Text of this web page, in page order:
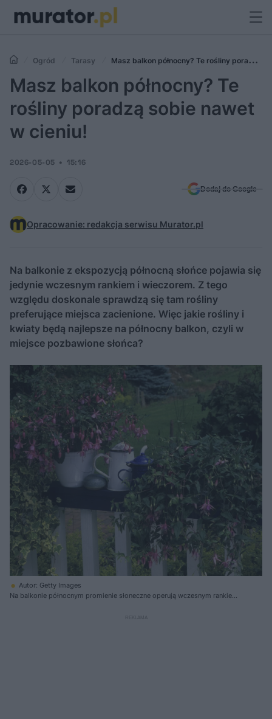
Ogród Tarasy
Masz balkon północny? Te rośliny poradzą
sobie nawet w cieniu!
Masz balkon północny? Te
rośliny poradzą sobie nawet
w cieniu!
2026-05-05 15:16
Dodaj do Google
Opracowanie: redakcja serwisu Murator.pl
Na balkonie z ekspozycją północną słońce pojawia się
jedynie wczesnym rankiem i wieczorem. Z tego
względu doskonale sprawdzą się tam rośliny
preferujące miejsca zacienione. Więc jakie rośliny i
kwiaty będą najlepsze na północny balkon, czyli w
miejsce pozbawione słońca?
Autor: Getty Images
Na balkonie północnym promienie słoneczne operują wczesnym rankiem i